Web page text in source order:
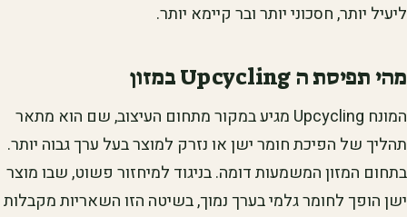
ליעיל יותר, חסכוני יותר ובר קיימא יותר.
מהי תפיסת ה Upcycling במזון
המונח Upcycling מגיע במקור מתחום העיצוב, שם הוא מתאר
תהליך של הפיכת חומר ישן או נזרק למוצר בעל ערך גבוה יותר.
בתחום המזון המשמעות דומה. בניגוד למיחזור פשוט, שבו מוצר
ישן הופך לחומר גלמי בערך נמוך, בשיטה הזו השאריות מקבלות